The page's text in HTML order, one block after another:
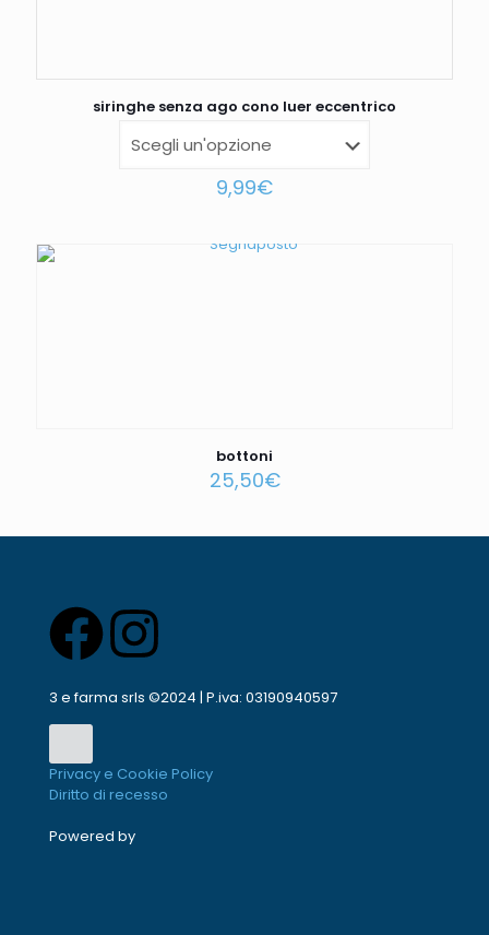
siringhe senza ago cono luer eccentrico
9,99€
bottoni
25,50€
3 e farma srls ©2024 | P.iva: 03190940597
Privacy e Cookie Policy
Diritto di recesso
Powered by